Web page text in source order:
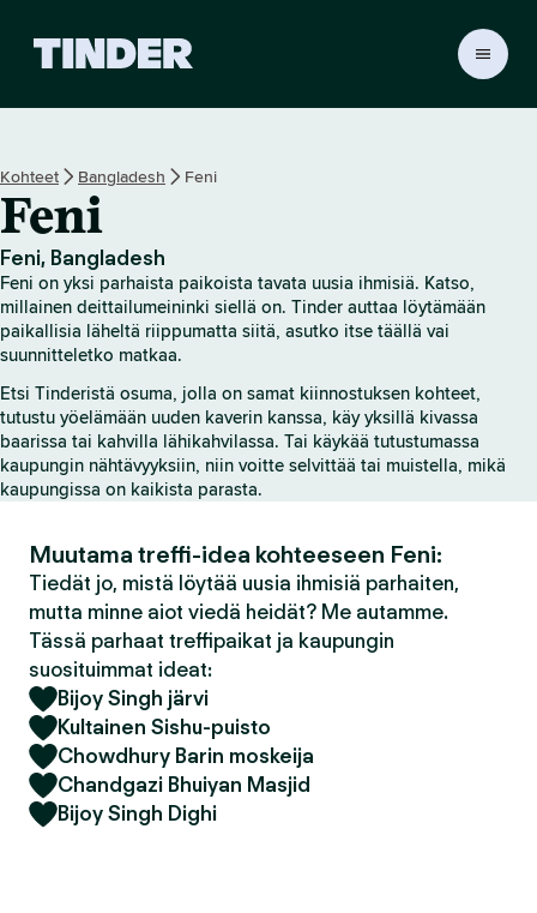
r
l
o
i
s
s
i
v
u
Kohteet Bangladesh Feni
Feni
Feni, Bangladesh
Feni on yksi parhaista paikoista tavata uusia ihmisiä. Katso,
millainen deittailumeininki siellä on. Tinder auttaa löytämään
paikallisia läheltä riippumatta siitä, asutko itse täällä vai
suunnitteletko matkaa.
Etsi Tinderistä osuma, jolla on samat kiinnostuksen kohteet,
tutustu yöelämään uuden kaverin kanssa, käy yksillä kivassa
baarissa tai kahvilla lähikahvilassa. Tai käykää tutustumassa
kaupungin nähtävyyksiin, niin voitte selvittää tai muistella, mikä
kaupungissa on kaikista parasta.
Muutama treffi-idea kohteeseen Feni:
Tiedät jo, mistä löytää uusia ihmisiä parhaiten,
mutta minne aiot viedä heidät? Me autamme.
Tässä parhaat treffipaikat ja kaupungin
suosituimmat ideat:
Bijoy Singh järvi
Kultainen Sishu-puisto
Chowdhury Barin moskeija
Chandgazi Bhuiyan Masjid
Bijoy Singh Dighi